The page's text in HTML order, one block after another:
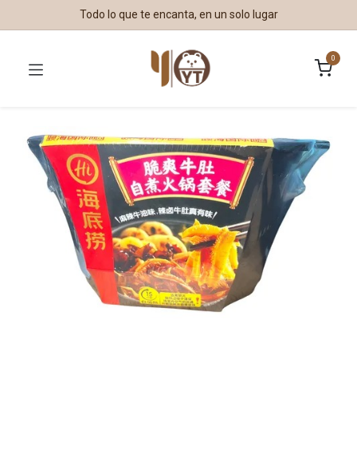
Todo lo que te encanta, en un solo lugar
0